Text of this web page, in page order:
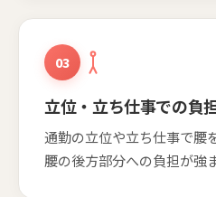
03
立位・立ち仕事での負
通勤の立位や立ち仕事で腰
腰の後方部分への負担が強